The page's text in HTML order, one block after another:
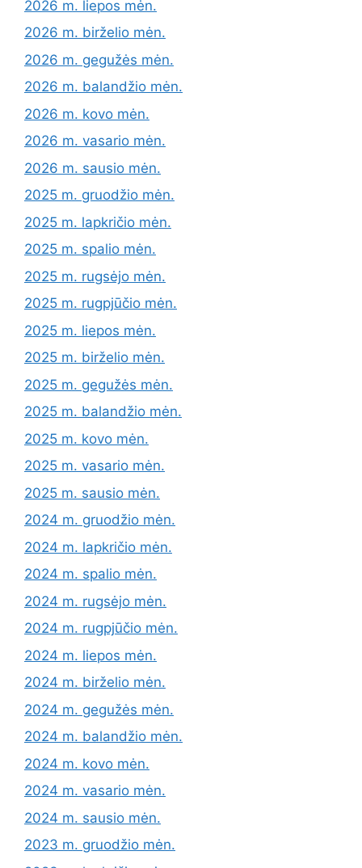
2026 m. liepos mėn.
2026 m. birželio mėn.
2026 m. gegužės mėn.
2026 m. balandžio mėn.
2026 m. kovo mėn.
2026 m. vasario mėn.
2026 m. sausio mėn.
2025 m. gruodžio mėn.
2025 m. lapkričio mėn.
2025 m. spalio mėn.
2025 m. rugsėjo mėn.
2025 m. rugpjūčio mėn.
2025 m. liepos mėn.
2025 m. birželio mėn.
2025 m. gegužės mėn.
2025 m. balandžio mėn.
2025 m. kovo mėn.
2025 m. vasario mėn.
2025 m. sausio mėn.
2024 m. gruodžio mėn.
2024 m. lapkričio mėn.
2024 m. spalio mėn.
2024 m. rugsėjo mėn.
2024 m. rugpjūčio mėn.
2024 m. liepos mėn.
2024 m. birželio mėn.
2024 m. gegužės mėn.
2024 m. balandžio mėn.
2024 m. kovo mėn.
2024 m. vasario mėn.
2024 m. sausio mėn.
2023 m. gruodžio mėn.